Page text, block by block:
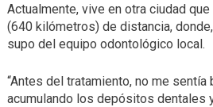
Actualmente, vive en otra ciudad
(640 kilómetros) de distancia,
supo del equipo odontológico local.
“Antes del tratamiento, no me
acumulando los depósitos dentales